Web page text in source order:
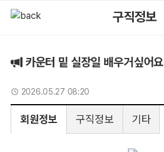
구직정보
카운터 밑 실장일 배우거싶어요
2026.05.27 08:20
회원정보 구직정보 기타